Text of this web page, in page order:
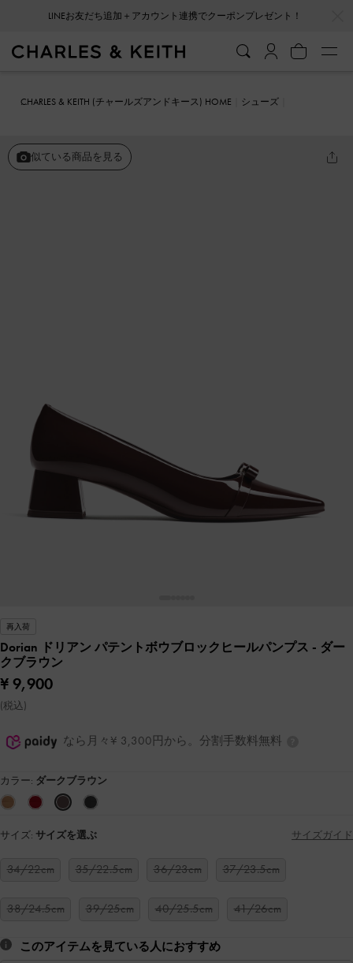
LINEお友だち追加＋アカウント連携でクーポンプレゼント！
CHARLES & KEITH (チャールズアンドキース) HOME
シューズ
似ている商品を見る
再入荷
Dorian ドリアン パテントボウブロックヒールパンプス - ダー
クブラウン
¥ 9,900
(税込)
なら月々¥ 3,300円から。分割手数料無料
カラー: ダークブラウン
サイズ: サイズを選ぶ サイズガイド
34/22cm 35/22.5cm 36/23cm 37/23.5cm
38/24.5cm 39/25cm 40/25.5cm 41/26cm
このアイテムを見ている人におすすめ